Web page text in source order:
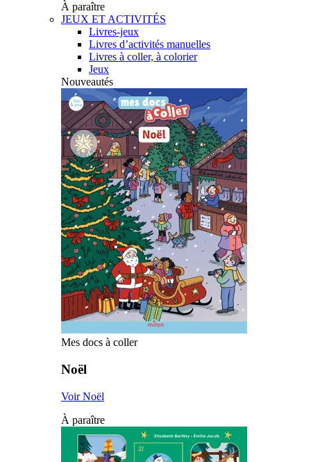
À paraître
JEUX ET ACTIVITÉS
Livres-jeux
Livres d’activités manuelles
Livres à coller, à colorier
Jeux
Nouveautés
Mes docs à coller
Noël
Voir Noël
À paraître